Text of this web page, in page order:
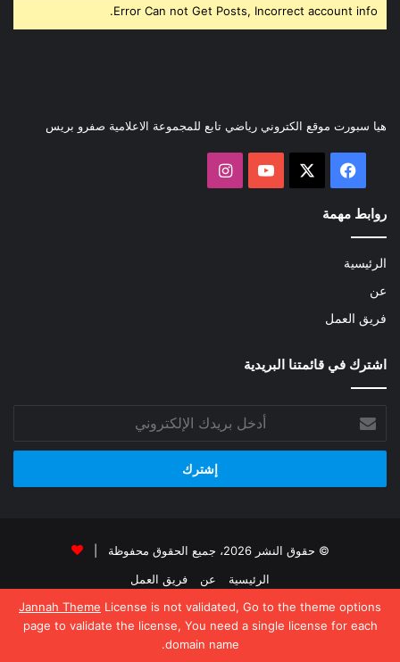
Jannah Theme License is not validated, Go to the theme options
page to validate the license, You need a single license for each
domain name.
Error Can not Get Posts, Incorrect account info.
هيا سبورت موقع الكتروني رياضي تابع للمجموعة الاعلامية صفرو بريس
فيسبوك ‫YouTube
روابط مهمة
الرئيسية
عن
فريق العمل
اشترك في قائمتنا البريدية
بريدك
الإلكتروني
© حقوق النشر 2026، جميع الحقوق محفوظة |
الرئيسية
عن فريق العمل
فيسبوك
‫X
‫YouTubeانستقرام